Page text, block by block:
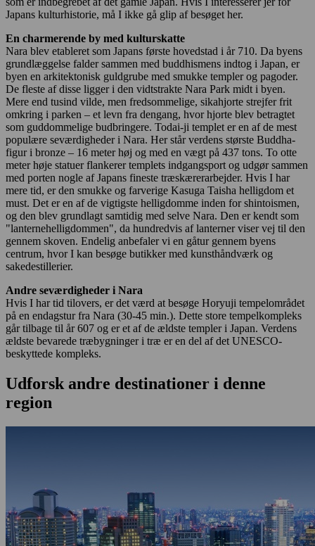
Japans kulturhistorie, må I ikke gå glip af besøget her.
En charmerende by med kulturskatte
Nara blev etableret som Japans første hovedstad i år 710. Da byens
grundlæggelse falder sammen med buddhismens indtog i Japan, er
byen en arkitektonisk guldgrube med smukke templer og pagoder.
De fleste af disse ligger i den vidtstrakte Nara Park midt i byen.
Mere end tusind vilde, men fredsommelige, sikahjorte strejfer frit
omkring i parken – et levn fra dengang, hvor hjorte blev betragtet
som guddommelige budbringere. Todai-ji templet er en af de mest
populære seværdigheder i Nara. Her står verdens største Buddha-
figur i bronze – 16 meter høj og med en vægt på 437 tons. To otte
meter høje statuer flankerer templets indgangsport og udgør sammen
med porten nogle af Japans fineste træskærerarbejder. Hvis I har
mere tid, er den smukke og farverige Kasuga Taisha helligdom et
must. Det er en af de vigtigste helligdomme inden for shintoismen,
og den blev grundlagt samtidig med selve Nara. Den er kendt som
"lanternehelligdommen", da hundredvis af lanterner viser vej til den
gennem skoven. Endelig anbefaler vi en gåtur gennem byens
centrum, hvor I kan besøge butikker med kunsthåndværk og
sakedestillerier.
Andre seværdigheder i Nara
Hvis I har tid tilovers, er det værd at besøge Horyuji tempelområdet
på en endagstur fra Nara (30-45 min.). Dette store tempelkompleks
går tilbage til år 607 og er et af de ældste templer i Japan. Verdens
ældste bevarede træbygninger i træ er en del af det UNESCO-
beskyttede kompleks.
Udforsk andre destinationer i denne
region